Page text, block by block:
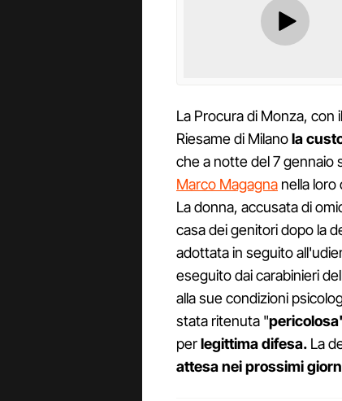
La Procura di Monza, con
Riesame di Milanola
che a notte del 7 gennaio
Marco Magagna nella loro
La donna, accusata di
casa dei genitori dopo la
adottata in seguito
eseguito dai carabinieri
alla sue condizioni
stata ritenuta "
perlegittima difesa. La
attesa nei prossimi